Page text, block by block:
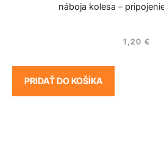
náboja kolesa –
1,20 €
PRIDAŤ DO KOŠÍKA